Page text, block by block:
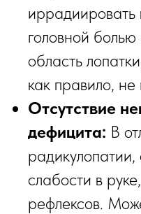
иррадиировать
головной
область
как правило, не
Отсутствие
дефицита: В
слабости в
рефлексов.